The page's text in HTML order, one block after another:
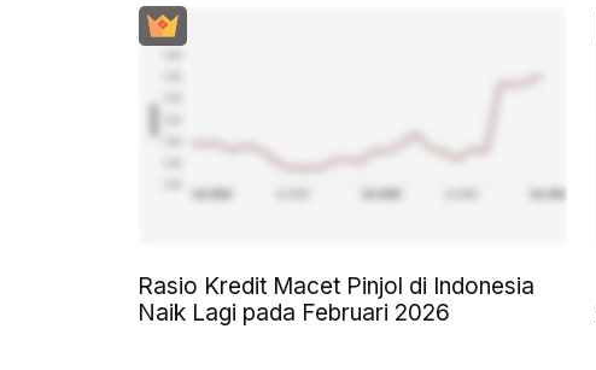
Rasio Kredit Macet Pinjol di Indonesia
Naik Lagi pada Februari 2026